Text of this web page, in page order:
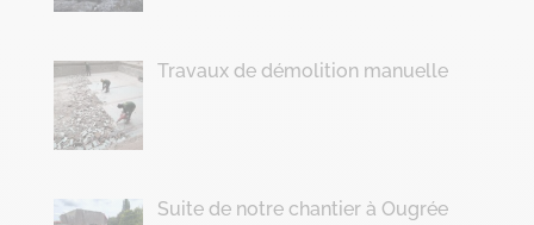
Travaux de démolition manuelle
Suite de notre chantier à Ougrée